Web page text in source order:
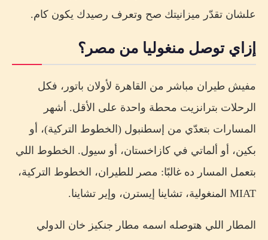
علشان تقدّر ميزانيتك صح وتعرف رصيدك يكون كام.
إزاي توصل منغوليا من مصر؟
مفيش طيران مباشر من القاهرة لأولان باتور، فكل
الرحلات بترانزيت محطة واحدة على الأقل. أشهر
المسارات بتعدّي من إسطنبول (الخطوط التركية)، أو
بكين، أو ألماتي في كازاخستان، أو سيول. الخطوط اللي
بتعمل المسار ده غالبًا: مصر للطيران، الخطوط التركية،
MIAT المنغولية، تشاينا إيسترن، وإير تشاينا.
المطار اللي هتوصله اسمه مطار جنكيز خان الدولي